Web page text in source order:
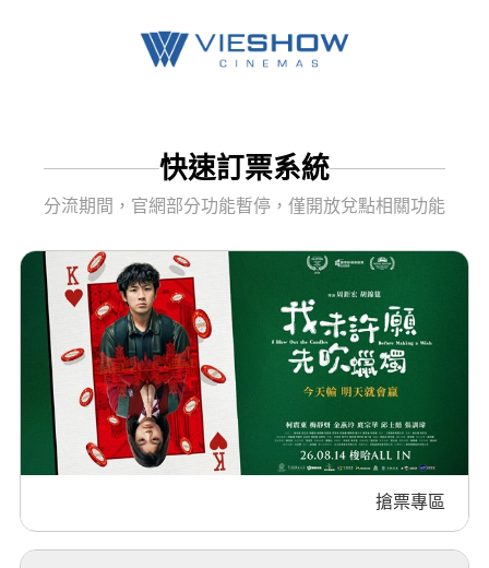
快速訂票系統
分流期間，官網部分功能暫停，僅開放兌點相關功能